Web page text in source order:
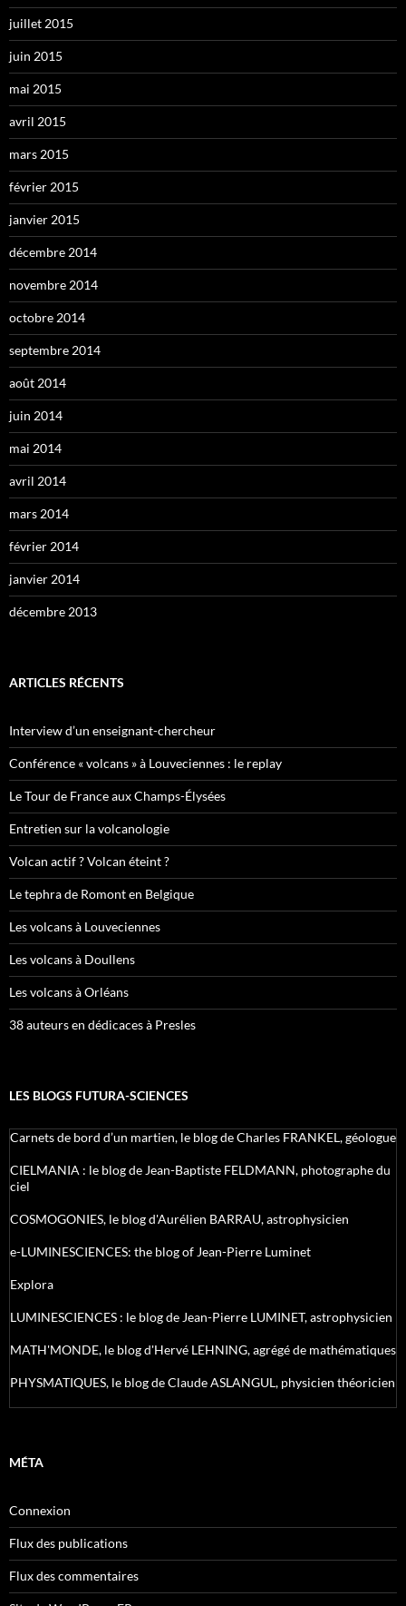
juillet 2015
juin 2015
mai 2015
avril 2015
mars 2015
février 2015
janvier 2015
décembre 2014
novembre 2014
octobre 2014
septembre 2014
août 2014
juin 2014
mai 2014
avril 2014
mars 2014
février 2014
janvier 2014
décembre 2013
ARTICLES RÉCENTS
Interview d’un enseignant-chercheur
Conférence « volcans » à Louveciennes : le replay
Le Tour de France aux Champs-Élysées
Entretien sur la volcanologie
Volcan actif ? Volcan éteint ?
Le tephra de Romont en Belgique
Les volcans à Louveciennes
Les volcans à Doullens
Les volcans à Orléans
38 auteurs en dédicaces à Presles
LES BLOGS FUTURA-SCIENCES
Carnets de bord d’un martien, le blog de Charles FRANKEL, géologue
CIELMANIA : le blog de Jean-Baptiste FELDMANN, photographe du
ciel
COSMOGONIES, le blog d'Aurélien BARRAU, astrophysicien
e-LUMINESCIENCES: the blog of Jean-Pierre Luminet
Explora
LUMINESCIENCES : le blog de Jean-Pierre LUMINET, astrophysicien
MATH'MONDE, le blog d'Hervé LEHNING, agrégé de mathématiques
PHYSMATIQUES, le blog de Claude ASLANGUL, physicien théoricien
MÉTA
Connexion
Flux des publications
Flux des commentaires